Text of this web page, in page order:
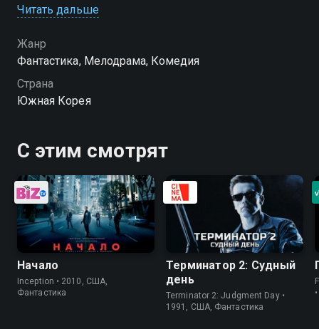
цинизма, однако влюбляется в актрису Чхон Сон-и
Читать дальше
Жанр
Фантастика, Мелодрама, Комедия
Страна
Южная Корея
С этим смотрят
Начало
Inception • 2010, США,
Фантастика
Терминатор 2: Судный
день
Terminator 2: Judgment Day •
1991, США, Фантастика